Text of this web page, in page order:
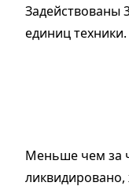
Задействованы
единиц техники.
Меньше чем за